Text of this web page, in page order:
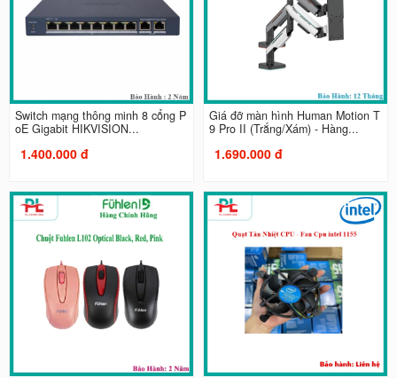
Switch mạng thông minh 8 cổng P
oE Gigabit HIKVISION...
1.400.000 đ
Giá đỡ màn hình Human Motion T
9 Pro II (Trắng/Xám) - Hàng...
1.690.000 đ